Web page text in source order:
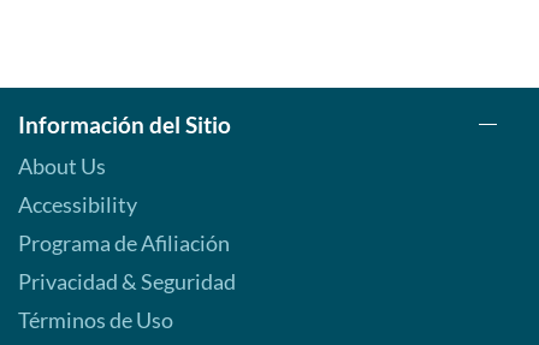
Información del Sitio
About Us
Accessibility
Programa de Afiliación
Privacidad & Seguridad
Términos de Uso